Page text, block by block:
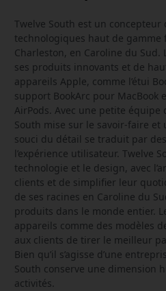
Twelve South est un concepteur
technologiques haut de gamme
Charleston, en Caroline du
ses produits innovants et de
appareils Apple, comme l’étui
support BookArc pour MacBook
AirPods. Avec une petite équipe
South mise sur le savoir-faire et
souci du détail se traduit par
l’expérience utilisateur. Twelve
technologie et le design, avec
clients et de simplifier leur
de ses racines en Caroline du
produits dans le monde entier.
appareils comme des modèles
aux clients de tirer le meilleur
Bien qu’il s’agisse d’une
South conserve une dimension
activités.